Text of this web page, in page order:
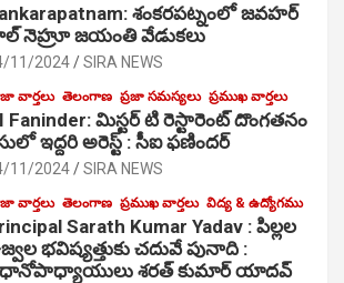
శంకరపట్నంలో జవహర్
నెహ్రూ జయంతి వేడుకలు
11/2024 SIRA NEWS
వార్తలు తెలంగాణ ప్రజా సమస్యలు ప్రముఖ వార్తలు
Faninder: మిస్టర్ టి రెస్టారెంట్ దొంగతనం
ఇద్దరి అరెస్ట్ : సీఐ ఫణిందర్
11/2024 SIRA NEWS
వార్తలు తెలంగాణ ప్రముఖ వార్తలు విద్య & ఉద్యోగము
Sarath Kumar Yadav : పిల్లల
భవిష్యత్తుకు చదువే పునాది :
శరత్ కుమార్ యాదవ్